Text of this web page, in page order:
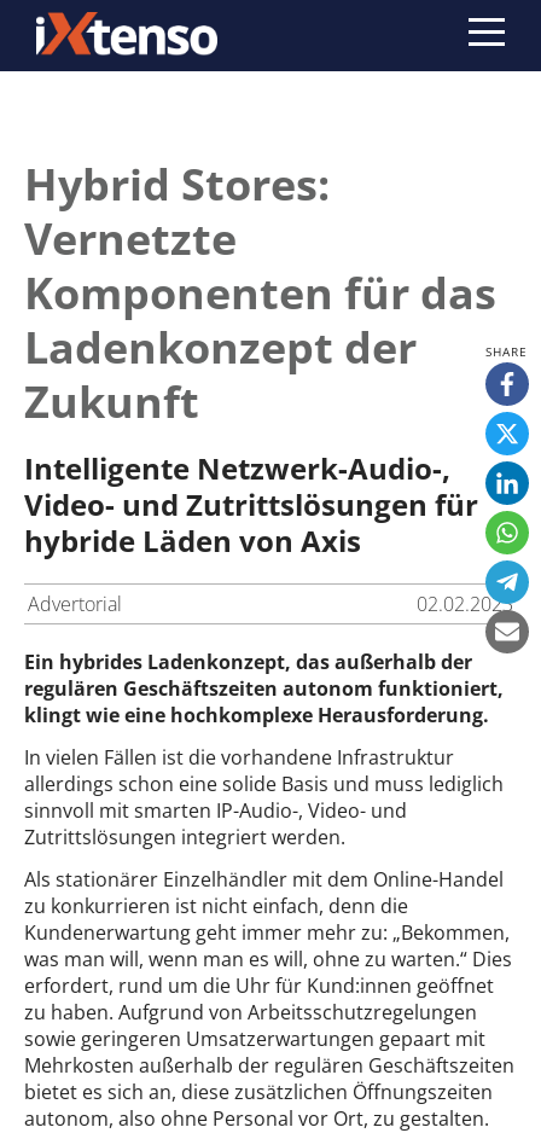
Hybrid Stores:
Vernetzte
Komponenten für das
Ladenkonzept der
Zukunft
Intelligente Netzwerk-Audio-,
Video- und Zutrittslösungen für
hybride Läden von Axis
Advertorial 02.02.2023
Ein hybrides Ladenkonzept, das außerhalb der
regulären Geschäftszeiten autonom funktioniert,
klingt wie eine hochkomplexe Herausforderung.
In vielen Fällen ist die vorhandene Infrastruktur
allerdings schon eine solide Basis und muss lediglich
sinnvoll mit smarten IP-Audio-, Video- und
Zutrittslösungen integriert werden.
Als stationärer Einzelhändler mit dem Online-Handel
zu konkurrieren ist nicht einfach, denn die
Kundenerwartung geht immer mehr zu: „Bekommen,
was man will, wenn man es will, ohne zu warten.“ Dies
erfordert, rund um die Uhr für Kund:innen geöffnet
zu haben. Aufgrund von Arbeitsschutzregelungen
sowie geringeren Umsatzerwartungen gepaart mit
Mehrkosten außerhalb der regulären Geschäftszeiten
bietet es sich an, diese zusätzlichen Öffnungszeiten
autonom, also ohne Personal vor Ort, zu gestalten.